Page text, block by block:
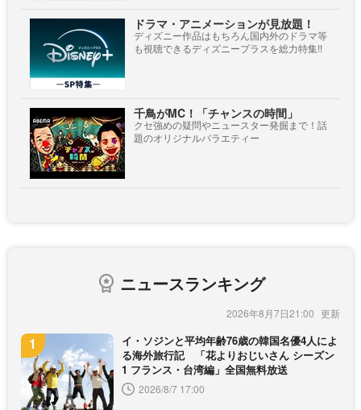
ドラマ・アニメーションが見放題！
ディズニー作品はもちろん国内外のドラマ等
も視聴できるディズニープラスを総力特集!!
千鳥がMC！「チャンスの時間」
クセ強めの疑問やニュースター発掘まで！話
題のオリジナルバラエティー
ニュースランキング
2026年8月7日21:00
イ・ソジンと平均年齢76歳の韓国名優4人によ
る海外旅行記 「花よりおじいさん シーズン
1 フランス・台湾編」全国無料放送
2026/8/7 17:00